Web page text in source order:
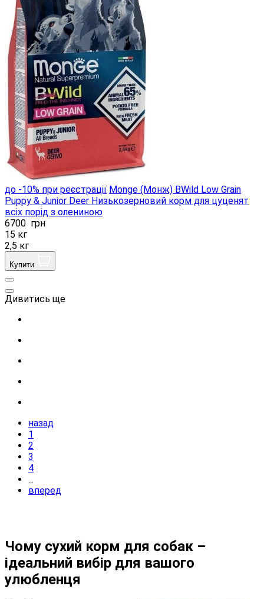
до -10% при реєстрації Monge (Монж) BWild Low Grain
Puppy & Junior Deer Низькозерновий корм для цуценят
всіх порід з олениною
6700 грн
15 кг
2,5 кг
Купити
Дивитись ще
назад
1
2
3
4
...
вперед
Чому сухий корм для собак –
ідеальний вибір для вашого
улюбленця